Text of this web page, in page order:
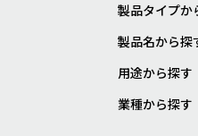
製品タイプか
製品名から探
用途から探す
業種から探す